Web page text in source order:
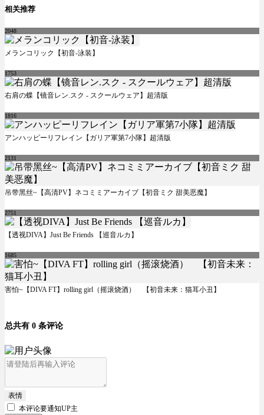
相关推荐
2048
メランコリック【初音-泳装】
1753
右肩の蝶【镜音レン.スク - スクールウェア】超清版
1816
アンハッピーリフレイン【ガリア軍第7小隊】超清版
2131
吊带黑丝~【高清PV】ネコミミアーカイブ【初音ミク 甜美恶魔】
2751
【透视DIVA】Just Be Friends 【巡音ルカ】
1685
害怕~【DIVA FT】rolling girl（摇滚烧酒） 【初音未来：猫耳小丑】
总共有 0 条评论
表情
本评论要通知UP主